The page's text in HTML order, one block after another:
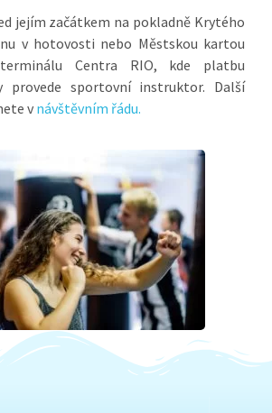
jejím začátkem na pokladně Krytého
v hotovosti nebo Městskou kartou
Centra RIO, kde platbu
provede sportovní instruktor. Další
v návštěvním řádu.